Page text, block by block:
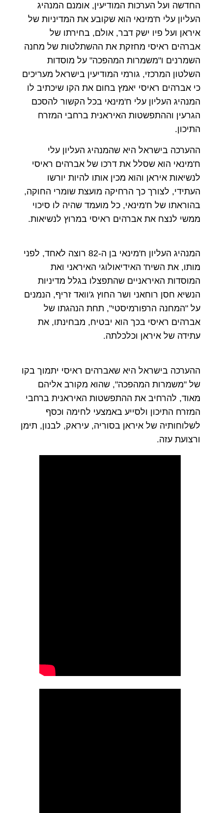
החדשה ועל הערכות המודיעין, אומנם המנהיג
העליון עלי ח'מינאי הוא שקובע את המדיניות של
איראן ועל פיו ישק דבר, אולם, בחירתו של
אברהים ראיסי מחזקת את ההשתלטות של מחנה
השמרנים ו"משמרות המהפכה" על מוסדות
השלטון המרכזי, גורמי המודיעין בישראל מעריכים
כי אברהים ראיסי יאמץ בחום את הקו שיכתיב לו
המנהיג העליון עלי ח'מינאי בכל הקשור להסכם
הגרעין וההתפשטות האיראנית ברחבי המזרח
התיכון.
ההערכה בישראל היא שהמנהיג העליון עלי
ח'מינאי הוא שסלל את דרכו של אברהים ראיסי
לנשיאות איראן והוא מכין אותו להיות יורשו
העתידי, לצורך כך הרחיקה מועצת שומרי החוקה,
בהוראתו של ח'מינאי, כל מועמד שהיה לו סיכוי
ממשי לנצח את אברהים ראיסי במרוץ לנשיאות.
המנהיג העליון ח'מינאי בן ה-82 רוצה לאחד, לפני
מותו, את השיח' האידיאולוגי האיראני ואת
המוסדות האיראניים שהתפצלו בגלל מדיניות
הנשיא חסן רוחאני ושר החוץ ג'וואד זריף, הנמנים
על "המחנה הרפורמיסטי", תחת הנהגתו של
אברהים ראיסי בכך הוא יבטיח, מבחינתו, את
עתידה של איראן וכלכלתה.
ההערכה בישראל היא שאברהים ראיסי יתמוך בקו
של "משמרות המהפכה", שהוא מקורב אליהם
מאוד, להרחיב את ההתפשטות האיראנית ברחבי
המזרח התיכון ולסייע באמצעי לחימה וכסף
לשלוחותיה של איראן בסוריה, עיראק, לבנון, תימן
ורצועת עזה.